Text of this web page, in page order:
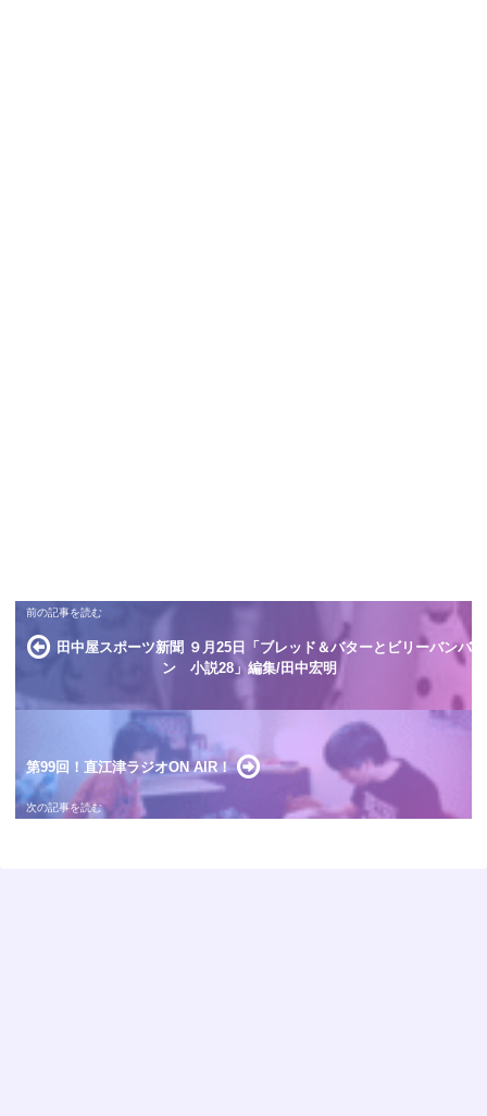
田中屋スポーツ新聞 ９月25日「ブレッド＆バターとビリーバンバ
ン 小説28」編集/田中宏明
第99回！直江津ラジオON AIR！